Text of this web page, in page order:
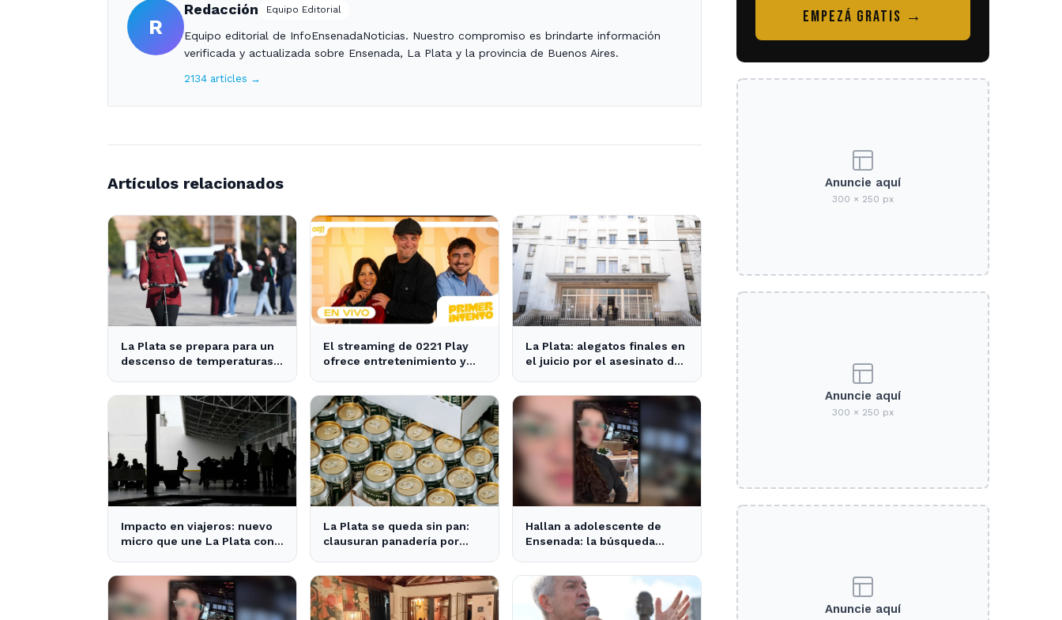
R
Redacción Equipo Editorial
Equipo editorial de InfoEnsenadaNoticias. Nuestro compromiso es brindarte información
verificada y actualizada sobre Ensenada, La Plata y la provincia de Buenos Aires.
2134 articles →
Artículos relacionados
La Plata se prepara para un
descenso de temperaturas
El streaming de 0221 Play
ofrece entretenimiento y
La Plata: alegatos finales en
el juicio por el asesinato de
Impacto en viajeros: nuevo
micro que une La Plata con
específico
La Plata se queda sin pan:
clausuran panadería por
Hallan a adolescente de
Ensenada: la búsqueda
EMPEZÁ GRATIS →
Anuncie aquí
300 × 250 px
Anuncie aquí
300 × 250 px
Anuncie aquí